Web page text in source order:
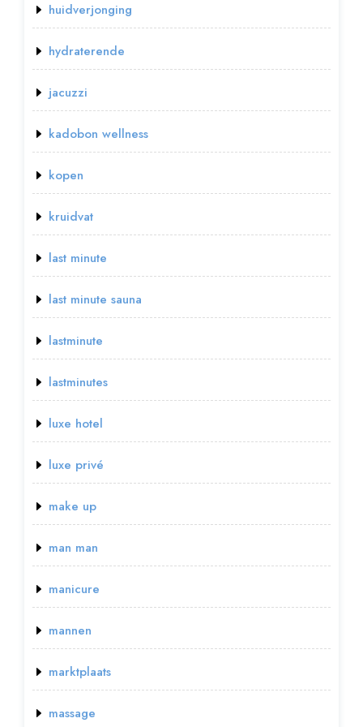
huidverjonging
hydraterende
jacuzzi
kadobon wellness
kopen
kruidvat
last minute
last minute sauna
lastminute
lastminutes
luxe hotel
luxe privé
make up
man man
manicure
mannen
marktplaats
massage